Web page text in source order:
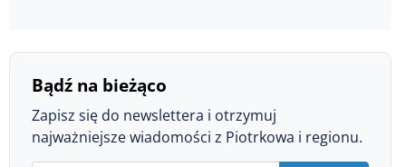
Bądź na bieżąco
Zapisz się do newslettera i otrzymuj
najważniejsze wiadomości z Piotrkowa i regionu.